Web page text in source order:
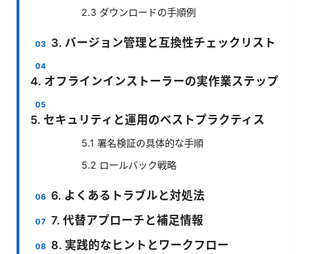
2.3 ダウンロードの手順例
3. バージョン管理と互換性チェックリスト
4. オフラインインストーラーの実作業ステップ
5. セキュリティと運用のベストプラクティス
5.1 署名検証の具体的な手順
5.2 ロールバック戦略
6. よくあるトラブルと対処法
7. 代替アプローチと補足情報
8. 実践的なヒントとワークフロー